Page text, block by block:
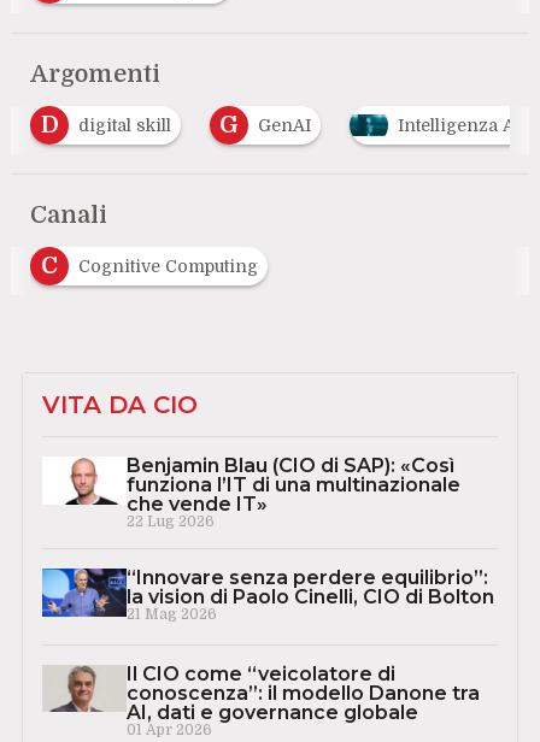
Argomenti
D
digital skill G GenAI Intelligenza
Canali
C
Cognitive Computing
VITA DA CIO
Benjamin Blau (CIO di SAP): «Così
funziona l’IT di una multinazionale
che vende IT»
22 Lug 2026
“Innovare senza perdere equilibrio”:
la vision di Paolo Cinelli, CIO di Bolton
21 Mag 2026
Il CIO come “veicolatore di
conoscenza”: il modello Danone tra
AI, dati e governance globale
01 Apr 2026